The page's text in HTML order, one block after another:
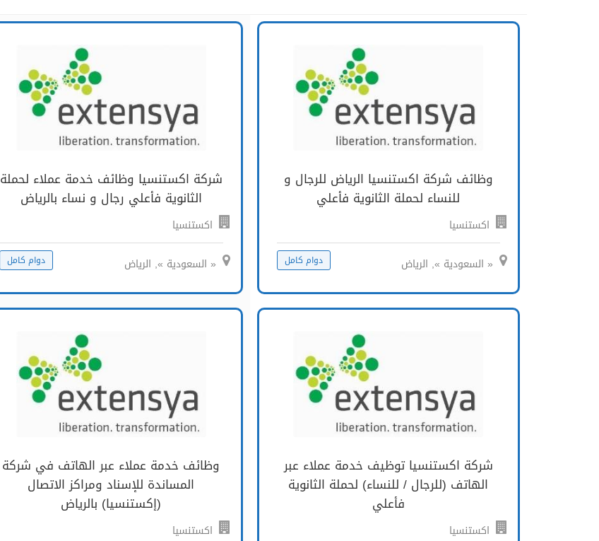
وظائف شركة اكستنسيا الرياض للرجال و
للنساء لحملة الثانوية فأعلي
اكستنسيا
« السعودية », الرياض دوام كامل
شركة اكستنسيا وظائف خدمة عملاء لحملة
الثانوية فأعلي رجال و نساء بالرياض
اكستنسيا
« السعودية », الرياض دوام كامل
شركة اكستنسيا توظيف خدمة عملاء عبر
الهاتف (للرجال / للنساء) لحملة الثانوية
فأعلي
اكستنسيا
وظائف خدمة عملاء عبر الهاتف في شركة
المساندة للإسناد ومراكز الاتصال
(إكستنسيا) بالرياض
اكستنسيا